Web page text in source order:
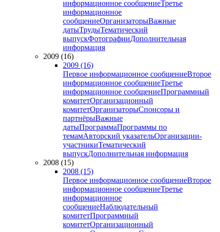
информационное сообщениеТретье
информационное
сообщениеОрганизаторыВажные
датыТрудыТематический
выпускФотографииДополнительная
информация
2009 (16)
2009 (16)
Первое информационное сообщениеВторое
информационное сообщениеТретье
информационное сообщениеПрограммный
комитетОрганизационный
комитетОрганизаторыСпонсоры и
партнёрыВажные
датыПрограммаПрограммы по
темамАвторский указательОрганизации-
участникиТематический
выпускДополнительная информация
2008 (15)
2008 (15)
Первое информационное сообщениеВторое
информационное сообщениеТретье
информационное
сообщениеНаблюдательный
комитетПрограммный
комитетОрганизационный